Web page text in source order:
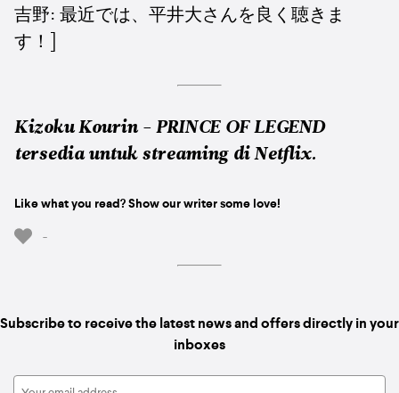
吉野: 最近では、平井大さんを良く聴きま
す！]
Kizoku Kourin - PRINCE OF LEGEND
tersedia untuk streaming di Netflix.
Like what you read? Show our writer some love!
-
Subscribe to receive the latest news and offers directly in your
inboxes